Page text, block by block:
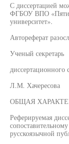
С диссертацией
ФГБОУ ВПО
университет».
Автореферат
Ученый секретарь
диссертационного
Л.М. Хачересова
ОБЩАЯ
Реферируемая
русскоязычной